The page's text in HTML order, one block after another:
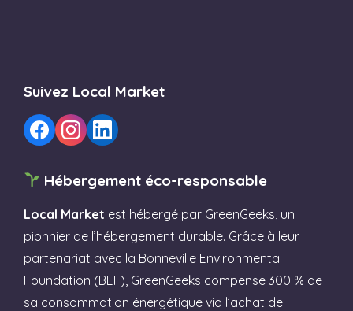
Suivez Local Market
Hébergement éco-responsable
Local Market est hébergé par GreenGeeks , un
pionnier de l’hébergement durable. Grâce à leur
partenariat avec la Bonneville Environmental
Foundation (BEF), GreenGeeks compense 300 % de
sa consommation énergétique via l’achat de